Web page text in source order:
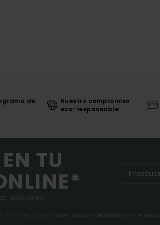
de
Nuestro compromiso
eco-responsable
TU
exclusivas.
inscritos. Condiciones de uso detalladas en el